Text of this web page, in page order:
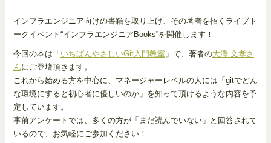
インフラエンジニア向けの書籍を取り上げ、その著者を招くライブト
ークイベント“インフラエンジニアBooks”を開催します！
今回の本は「 いちばんやさしいGit入門教室 」で、著者の大澤 文孝さ
んにご登壇頂きます。
これから始める方を中心に、マネージャーレベルの人には「gitでどん
な環境にすると初心者に優しいのか」を知って頂けるような内容を予
定しています。
事前アンケートでは、多くの方が「まだ読んでいない」と回答されて
いるので、お気軽にご参加ください！